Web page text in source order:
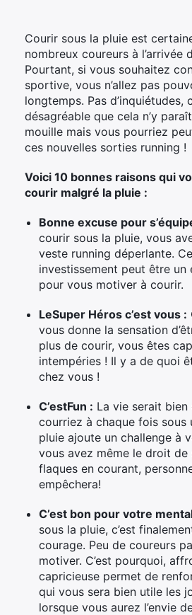
Courir sous la pluie est
nombreux coureurs à l’arrivée
Pourtant, si vous souhaitez
sportive, vous n’allez pas
longtemps. Pas d’inquiétudes,
désagréable que cela n’y
mouille mais vous pourriez
ces nouvelles sorties running !
Voici 10 bonnes raisons qui
courir malgré la pluie :
Bonne excuse pour
courir sous la pluie, vous
veste running déperlante.
investissement peut être un
pour vous motiver à courir.
LeSuper Héros c’est vous :
vous donne la sensation
plus de courir, vous êtes
intempéries ! Il y a de quoi
chez vous !
C’estFun : La vie serait bien
courriez à chaque fois sous
pluie ajoute un challenge à
vous avez même le droit de
flaques en courant,
empêchera!
C’est bon pour votre
sous la pluie, c’est
courage. Peu de coureurs
motiver. C’est pourquoi,
capricieuse permet de
qui vous sera bien utile les
lorsque vous aurez l’envie